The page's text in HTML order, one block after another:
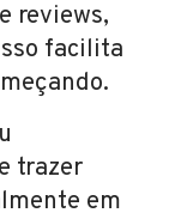
reviews,
facilita
trazer
em